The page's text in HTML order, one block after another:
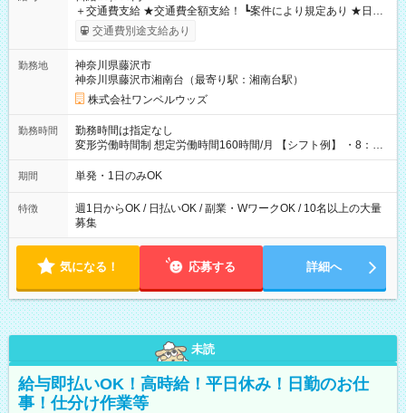
＋交通費支給 ★交通費全額支給！ ┗案件により規定あり ★日払
いOK！（規定あり） ┗働いたその日に現金GET♪ お仕事後はコ
ンビニATMから 日払い分を引き落とせます！ 【試用期間】試
交通費別途支給あり
勤務地
神奈川県藤沢市
神奈川県藤沢市湘南台（最寄り駅：湘南台駅）
株式会社ワンベルウッズ
勤務時間
勤務時間は指定なし
変形労働時間制 想定労働時間160時間/月 【シフト例】 ・8：00
～21：00
期間 単発・1日のみOK
特徴
週1日からOK / 日払いOK / 副業・WワークOK / 10名以上の大量
募集
気になる！ 応募する 詳細へ
未読
給与即払いOK！高時給！平日休み！日勤のお仕
事！仕分け作業等